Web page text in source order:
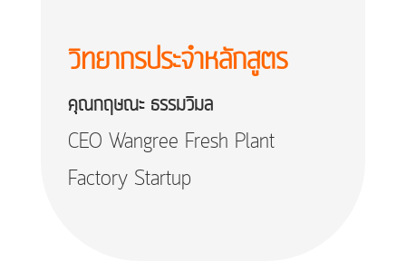
วิทยากรประจำหลักสูตร
คุณกฤษณะ ธรรมวิมล
CEO Wangree Fresh Plant
Factory Startup